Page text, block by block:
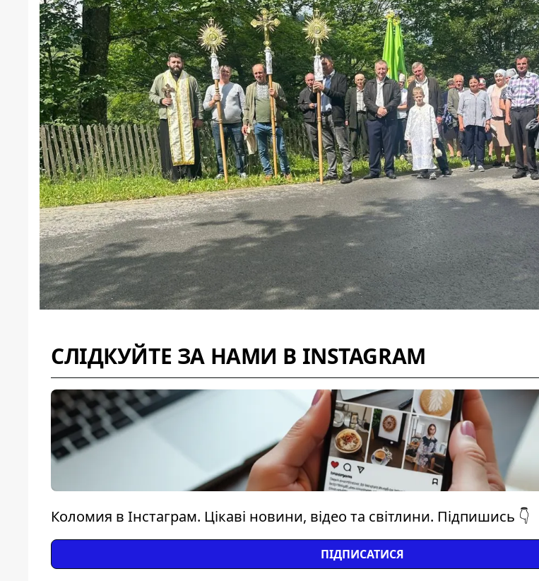
СЛІДКУЙТЕ ЗА НАМИ В INSTAGRAM
Коломия в Інстаграм. Цікаві новини, відео та світлини. Підпишись 👇
ПІДПИСАТИСЯ